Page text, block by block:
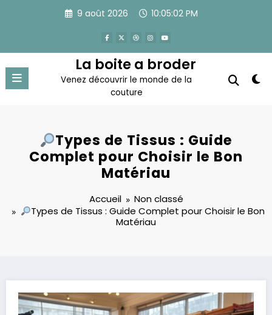
9 août 2026 10:05:03 PM
La boite a broder
Venez découvrir le monde de la
couture
Types de Tissus : Guide
Complet pour Choisir le Bon
Matériau
Accueil
Non classé
Types de Tissus : Guide Complet pour Choisir le Bon
Matériau